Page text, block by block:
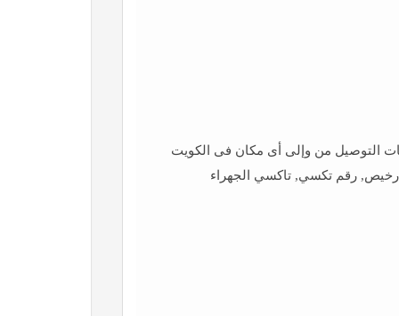
التوصيل من وإلى أى مكان فى الكويت
رقم تكسي, تاكسي الجهراء